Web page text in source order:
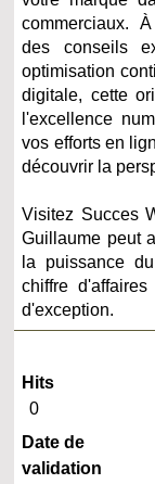
commerciaux.
des conseils
optimisation
digitale, cette
l'excellence
vos efforts en
découvrir la
Visitez Succes
Guillaume peut
la puissance
chiffre
d'exception.
Hits
0
Date de
validation